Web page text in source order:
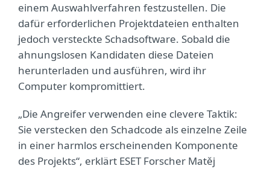
einem Auswahlverfahren festzustellen. Die
dafür erforderlichen Projektdateien enthalten
jedoch versteckte Schadsoftware. Sobald die
ahnungslosen Kandidaten diese Dateien
herunterladen und ausführen, wird ihr
Computer kompromittiert.
„Die Angreifer verwenden eine clevere Taktik:
Sie verstecken den Schadcode als einzelne Zeile
in einer harmlos erscheinenden Komponente
des Projekts“, erklärt ESET Forscher Matěj